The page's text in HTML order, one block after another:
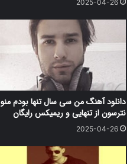
2025-04-26
دانلود آهنگ من سی سال تنها بودم منو
نترسون از تنهایی و ریمیکس رایگان
2025-04-26